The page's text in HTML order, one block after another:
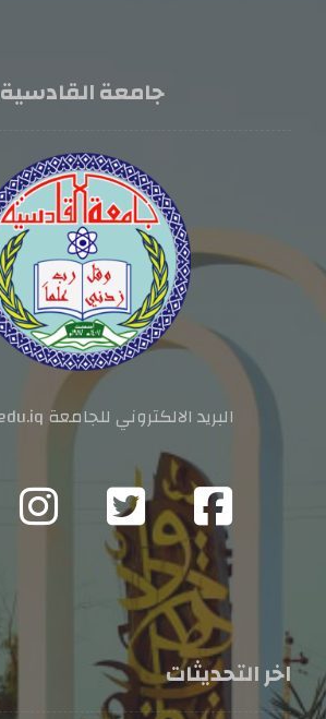
جامعة القادسية
البريد الالكتروني للجامعة info@qu.edu.iq
اخر التحديثات